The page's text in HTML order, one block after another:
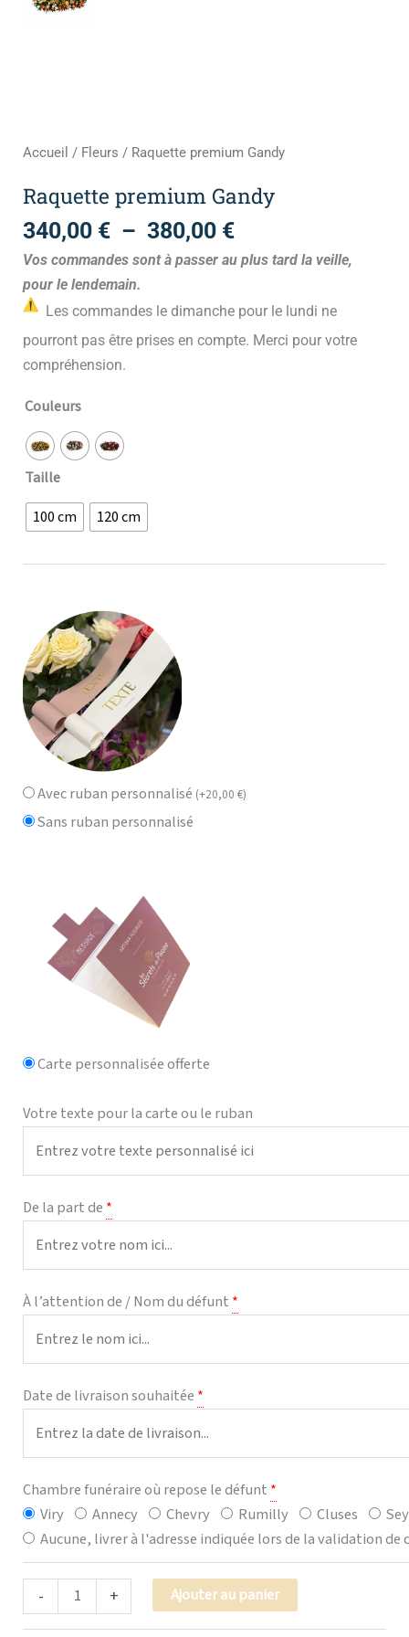
Accueil / Fleurs / Raquette premium Gandy
Raquette premium Gandy
340,00 € – 380,00 €
Vos commandes sont à passer au plus tard la veille,
pour le lendemain.
Les commandes le dimanche pour le lundi ne
pourront pas être prises en compte. Merci pour votre
compréhension.
Couleurs
Taille
100 cm 120 cm
Avec ruban personnalisé (+20,00€)
Sans ruban personnalisé
Carte personnalisée offerte
Votre texte pour la carte ou le ruban
De la part de *
À l’attention de / Nom du défunt *
Date de livraison souhaitée *
Chambre funéraire où repose le défunt *
Viry
Annecy Chevry Rumilly Cluses
Aucune, livrer à l'adresse indiquée lors de la validation de
- + Ajouter au panier